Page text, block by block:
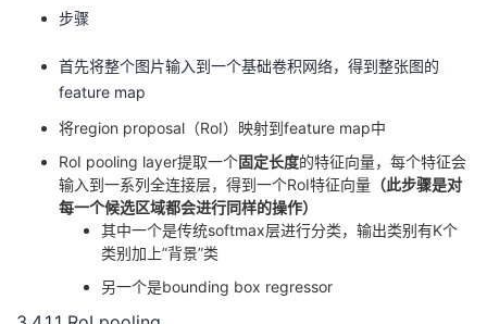
步骤
首先将整个图片输入到一个基础卷积网络，得到整张图的
feature map
将region proposal（RoI）映射到feature map中
RoI pooling layer提取一个固定长度的特征向量，每个特征会
输入到一系列全连接层，得到一个RoI特征向量 （此步骤是对
每一个候选区域都会进行同样的操作）
其中一个是传统softmax层进行分类，输出类别有K个
类别加上”背景”类
另一个是bounding box regressor